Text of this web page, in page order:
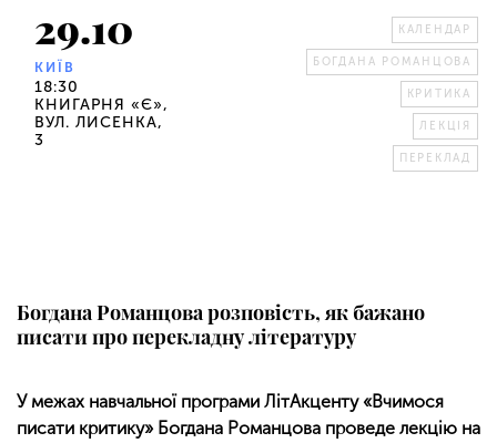
29.10
КИЇВ
18:30
КНИГАРНЯ «Є»,
ВУЛ. ЛИСЕНКА,
3
КАЛЕНДАР
БОГДАНА РОМАНЦОВА
КРИТИКА
ЛЕКЦІЯ
ПЕРЕКЛАД
Богдана Романцова розповість, як бажано
писати про перекладну літературу
У межах навчальної програми ЛітАкценту «Вчимося
писати критику» Богдана Романцова проведе лекцію на